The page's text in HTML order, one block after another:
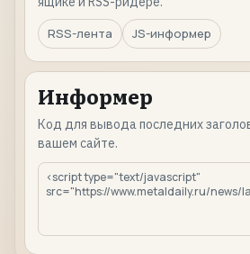
RSS-лента
JS-информер
Информер
Код для вывода последних
вашем сайте.